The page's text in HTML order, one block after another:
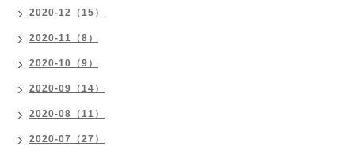
2020-12（15）
2020-11（8）
2020-10（9）
2020-09（14）
2020-08（11）
2020-07（27）